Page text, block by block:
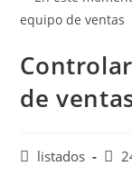
de
listados